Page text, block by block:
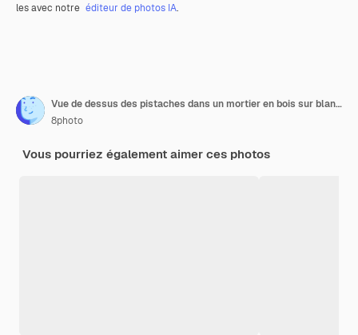
les avec notre éditeur de photos IA.
Vue de dessus des pistaches dans un mortier en bois sur blanc horizontal
8photo
Vous pourriez également aimer ces photos